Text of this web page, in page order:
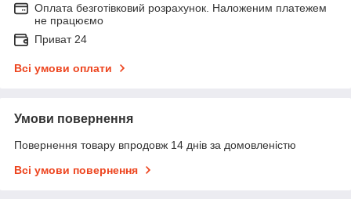
Оплата безготівковий розрахунок. Наложеним платежем
не працюємо
Приват 24
Всі умови оплати
Умови повернення
Повернення товару впродовж 14 днів за домовленістю
Всі умови повернення